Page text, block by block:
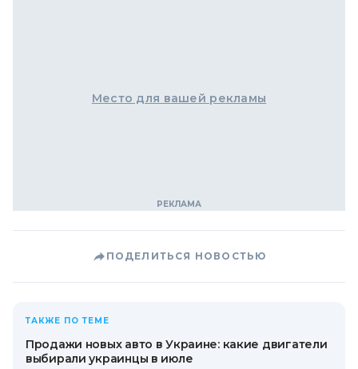
Место для вашей рекламы
ПОДЕЛИТЬСЯ НОВОСТЬЮ
ТАКЖЕ ПО ТЕМЕ
Продажи новых авто в Украине: какие двигатели
выбирали украинцы в июле